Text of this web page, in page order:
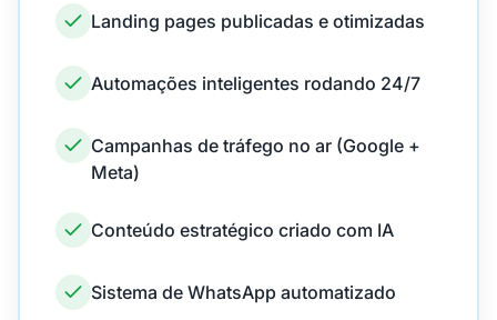
Landing pages publicadas e otimizadas
Automações inteligentes rodando 24/7
Campanhas de tráfego no ar (Google +
Meta)
Conteúdo estratégico criado com IA
Sistema de WhatsApp automatizado